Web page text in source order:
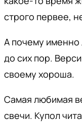
строго первее,
А почему именно
до сих пор.
своему хороша.
Самая любимая
свечи. Купол